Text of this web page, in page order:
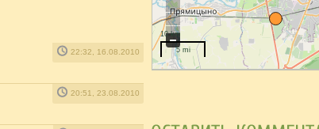
22:32, 16.08.2010
20:51, 23.08.2010
10 km
5 mi